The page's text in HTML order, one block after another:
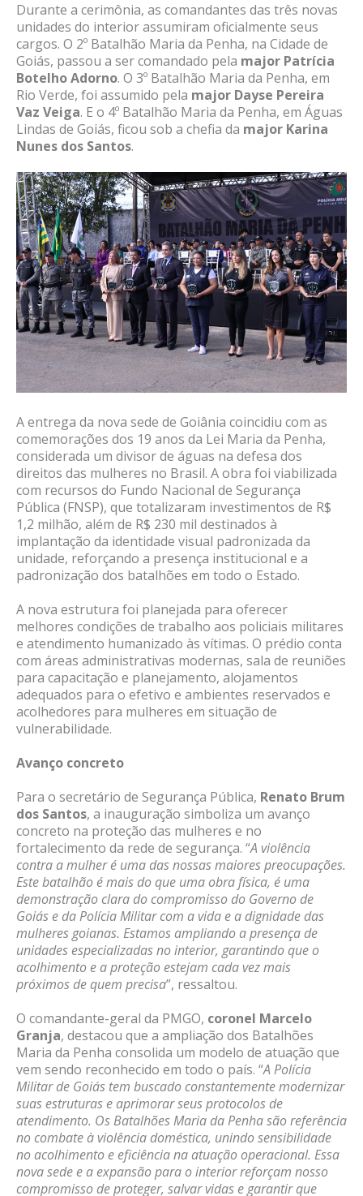
Durante a cerimônia, as comandantes das três novas
unidades do interior assumiram oficialmente seus
cargos. O 2º Batalhão Maria da Penha, na Cidade de
Goiás, passou a ser comandado pela major Patrícia
Botelho Adorno. O 3º Batalhão Maria da Penha, em
Rio Verde, foi assumido pela major Dayse Pereira
Vaz Veiga. E o 4º Batalhão Maria da Penha, em Águas
Lindas de Goiás, ficou sob a chefia da major Karina
Nunes dos Santos.
A entrega da nova sede de Goiânia coincidiu com as
comemorações dos 19 anos da Lei Maria da Penha,
considerada um divisor de águas na defesa dos
direitos das mulheres no Brasil. A obra foi viabilizada
com recursos do Fundo Nacional de Segurança
Pública (FNSP), que totalizaram investimentos de R$
1,2 milhão, além de R$ 230 mil destinados à
implantação da identidade visual padronizada da
unidade, reforçando a presença institucional e a
padronização dos batalhões em todo o Estado.
A nova estrutura foi planejada para oferecer
melhores condições de trabalho aos policiais militares
e atendimento humanizado às vítimas. O prédio conta
com áreas administrativas modernas, sala de reuniões
para capacitação e planejamento, alojamentos
adequados para o efetivo e ambientes reservados e
acolhedores para mulheres em situação de
vulnerabilidade.
Avanço concreto
Para o secretário de Segurança Pública, Renato Brum
dos Santos, a inauguração simboliza um avanço
concreto na proteção das mulheres e no
fortalecimento da rede de segurança. “A violência
contra a mulher é uma das nossas maiores preocupações.
Este batalhão é mais do que uma obra física, é uma
demonstração clara do compromisso do Governo de
Goiás e da Polícia Militar com a vida e a dignidade das
mulheres goianas. Estamos ampliando a presença de
unidades especializadas no interior, garantindo que o
acolhimento e a proteção estejam cada vez mais
próximos de quem precisa”, ressaltou.
O comandante-geral da PMGO, coronel Marcelo
Granja, destacou que a ampliação dos Batalhões
Maria da Penha consolida um modelo de atuação que
vem sendo reconhecido em todo o país. “A Polícia
Militar de Goiás tem buscado constantemente modernizar
suas estruturas e aprimorar seus protocolos de
atendimento. Os Batalhões Maria da Penha são referência
no combate à violência doméstica, unindo sensibilidade
no acolhimento e eficiência na atuação operacional. Essa
nova sede e a expansão para o interior reforçam nosso
compromisso de proteger, salvar vidas e garantir que